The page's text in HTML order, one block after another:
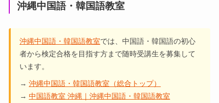
沖縄中国語・韓国語教室
沖縄中国語・韓国語教室では、中国語・韓国語の初心
者から検定合格を目指す方まで随時受講生を募集して
います。
→ 沖縄中国語・韓国語教室（総合トップ）
→ 中国語教室 沖縄｜沖縄中国語・韓国語教室